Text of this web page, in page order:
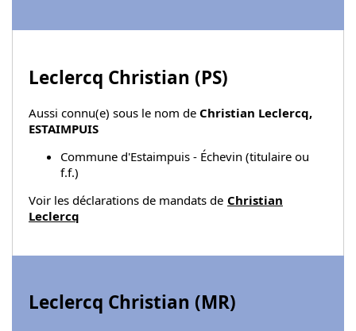
Leclercq Christian (PS)
Aussi connu(e) sous le nom de Christian Leclercq,
ESTAIMPUIS
Commune d'Estaimpuis - Échevin (titulaire ou
f.f.)
Voir les déclarations de mandats de Christian
Leclercq
Leclercq Christian (MR)